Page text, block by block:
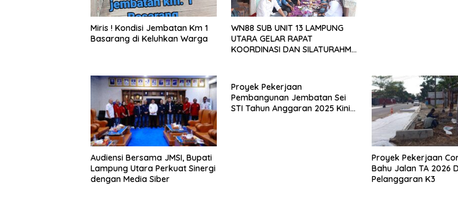
Miris ! Kondisi Jembatan Km 1
Basarang di Keluhkan Warga
WN88 SUB UNIT 13 LAMPUNG
UTARA GELAR RAPAT
KOORDINASI DAN SILATURAHMI
Audiensi Bersama JMSI, Bupati
Lampung Utara Perkuat Sinergi
dengan Media Siber
Proyek Pekerjaan
Pembangunan Jembatan Sei
STI Tahun Anggaran 2025 Kini
Proyek Pekerjaan
Bahu Jalan TA 2026
Pelanggaran K3